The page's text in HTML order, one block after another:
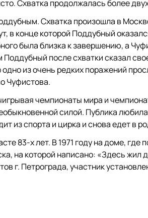
Схватка продолжалась более
Схватка произошла в
в конце которой Поддубный
была близка к завершению, а
Поддубный после схватки сказал
из очень редких поражений
Чуфистова.
чемпионаты мира и
силой. Публика
из спорта и цирка и снова едет в
83-х лет. В 1971 году на доме,
на которой написано: «Здесь жил
г. Петрограда, участник